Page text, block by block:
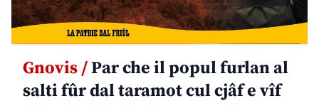
Gnovis /Par che il popul furlan al
salti fûr dal taramot cul cjâf e vîf